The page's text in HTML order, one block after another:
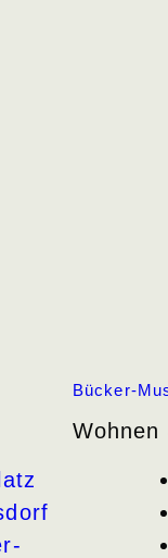
Bücker-
Wohnen